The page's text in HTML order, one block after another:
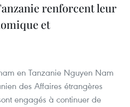
renforcent leur
et
en Tanzanie Nguyen Nam
des Affaires étrangères
engagés à continuer de